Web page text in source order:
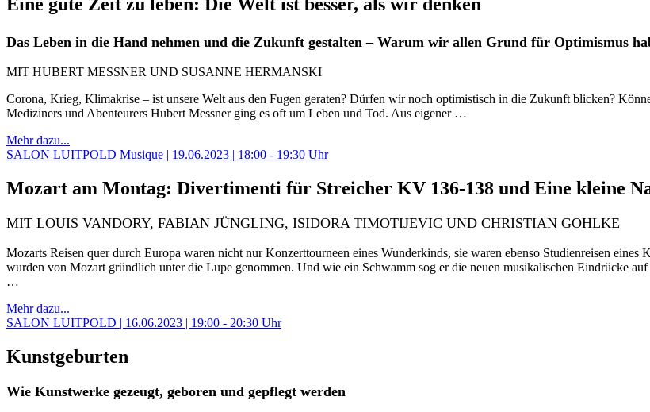
Eine gute Zeit zu leben: Die Welt ist besser, als wir denken
Das Leben in die Hand nehmen und die Zukunft gestalten – Warum wir allen Grund für Optimismus
MIT HUBERT MESSNER UND SUSANNE HERMANSKI
Corona, Krieg, Klimakrise – ist unsere Welt aus den Fugen geraten? Dürfen wir noch optimistisch in die Zukunft blicken?
Mediziners und Abenteurers Hubert Messner ging es oft um Leben und Tod. Aus eigener …
Mehr dazu...
SALON LUITPOLD Musique | 19.06.2023 | 18:00 - 19:30 Uhr
Mozart am Montag: Divertimenti für Streicher KV 136-138 und Eine kleine
MIT LOUIS VANDORY, FABIAN JÜNGLING, ISIDORA TIMOTIJEVIC UND CHRISTIAN GOHLKE
Mozarts Reisen quer durch Europa waren nicht nur Konzerttourneen eines Wunderkinds, sie waren ebenso Studienreisen
wurden von Mozart gründlich unter die Lupe genommen. Und wie ein Schwamm sog er die neuen musikalischen Eindrücke auf
…
Mehr dazu...
SALON LUITPOLD | 16.06.2023 | 19:00 - 20:30 Uhr
Kunstgeburten
Wie Kunstwerke gezeugt, geboren und gepflegt werden